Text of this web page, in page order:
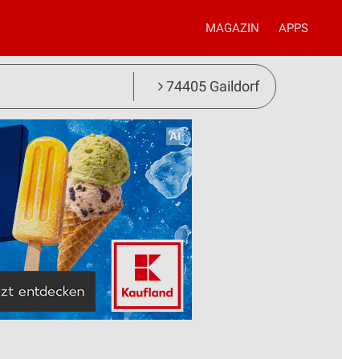
MAGAZIN APPS
74405 Gaildorf